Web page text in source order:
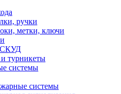
ручки
метки, ключи
СКУД
турникеты
системы
системы